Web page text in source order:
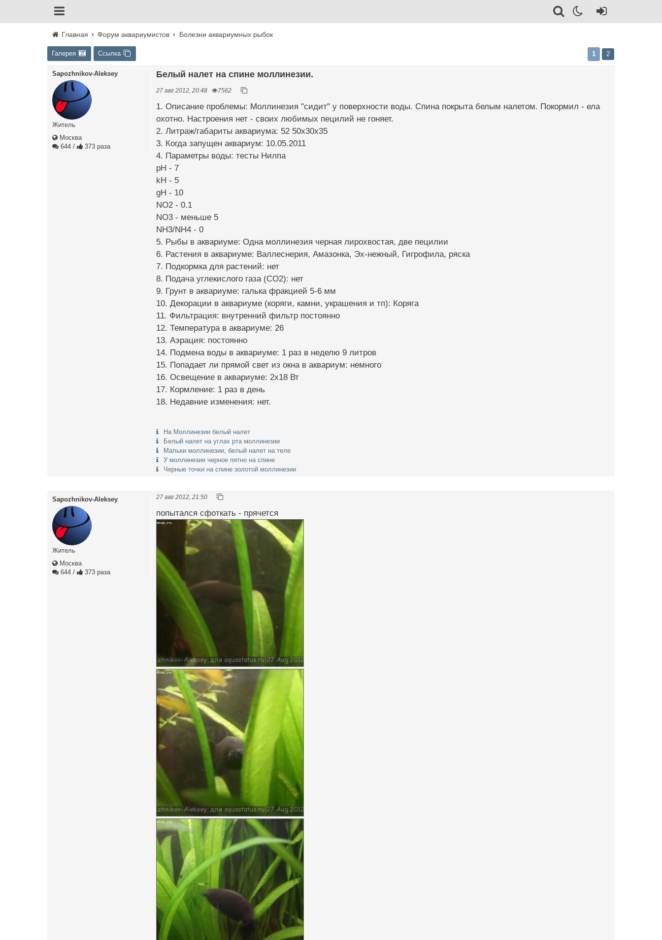
Главная Форум аквариумистов Болезни аквариумных рыбок
Галерея Ссылка 1 2
Sapozhnikov-Aleksey
Житель
Москва
644 / 373 раза
Белый налет на спине моллинезии.
27 авг 2012, 20:48 7562
1. Описание проблемы: Моллинезия "сидит" у поверхности воды. Спина покрыта белым налетом. Покормил - ела
охотно. Настроения нет - своих любимых пецилий не гоняет.
2. Литраж/габариты аквариума: 52 50х30х35
3. Когда запущен аквариум: 10.05.2011
4. Параметры воды: тесты Нилпа
pH - 7
kH - 5
gH - 10
NO2 - 0.1
NO3 - меньше 5
NH3/NH4 - 0
5. Рыбы в аквариуме: Одна моллинезия черная лирохвостая, две пецилии
6. Растения в аквариуме: Валлеснерия, Амазонка, Эх-нежный, Гигрофила, ряска
7. Подкормка для растений: нет
8. Подача углекислого газа (CO2): нет
9. Грунт в аквариуме: галька фракцией 5-6 мм
10. Декорации в аквариуме (коряги, камни, украшения и тп): Коряга
11. Фильтрация: внутренний фильтр постоянно
12. Температура в аквариуме: 26
13. Аэрация: постоянно
14. Подмена воды в аквариуме: 1 раз в неделю 9 литров
15. Попадает ли прямой свет из окна в аквариум: немного
16. Освещение в аквариуме: 2х18 Вт
17. Кормление: 1 раз в день
18. Недавние изменения: нет.
На Моллинезии белый налет
Белый налет на углах рта моллинезии
Мальки моллинезии, белый налет на теле
У моллинезии черное пятно на спине
Черные точки на спине золотой моллинезии
Sapozhnikov-Aleksey
Житель
Москва
644 / 373 раза
27 авг 2012, 21:50
попытался сфоткать - прячется